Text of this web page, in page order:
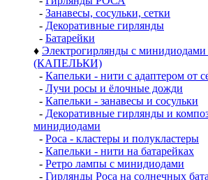
- Занавесы, сосульки, сетки
- Декоративные гирлянды
- Батарейки
♦ Электрогирлянды с
(КАПЕЛЬКИ)
- Капельки - нити с адаптером от
- Лучи росы и ёлочные дожди
- Капельки - занавесы и сосульки
- Декоративные гирлянды и
минидиодами
- Роса - кластеры и полукластеры
- Капельки - нити на батарейках
- Ретро лампы с минидиодами
- Гирлянды Роса на солнечных